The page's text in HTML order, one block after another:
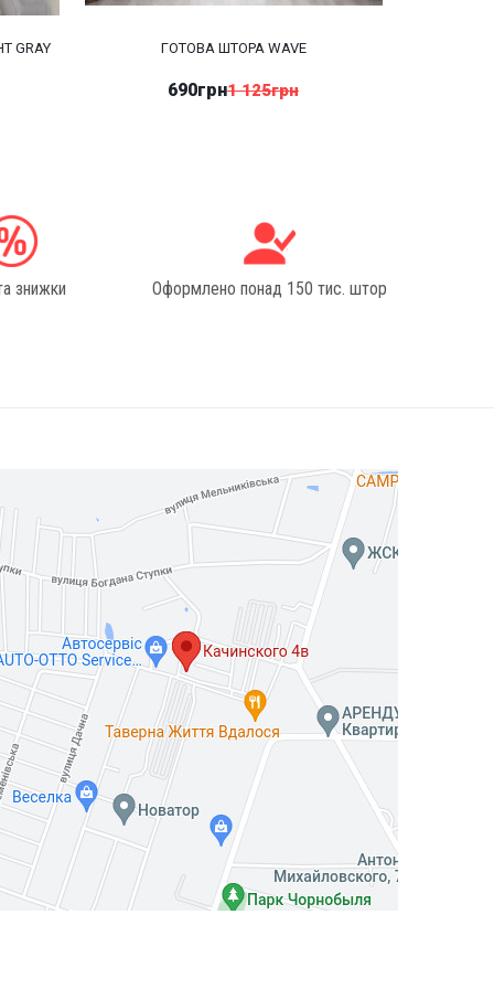
GRAY ГОТОВА ШТОРА WAVE
690грн1 125грн
знижки Оформлено понад 150 тис. штор